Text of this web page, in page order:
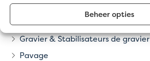
Beheer opties
Nichoirs
Produits d'étang
Gravier & Stabilisateurs de gravier
Pavage